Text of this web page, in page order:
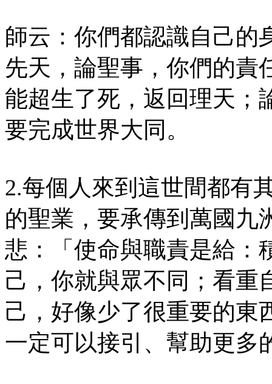
師云：你們都認識自己的
先天，論聖事，你們的責
能超生了死，返回理天；
要完成世界大同。
2.每個人來到這世間都有
的聖業，要承傳到萬國九
悲：「使命與職責是給：
己，你就與眾不同；看重
己，好像少了很重要的東
一定可以接引、幫助更多